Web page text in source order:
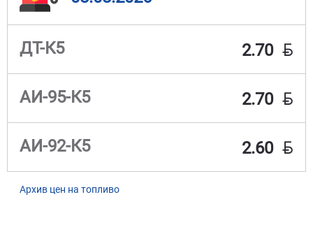
ДТ-К5 2.70 BYN
АИ-95-К5 2.70 BYN
АИ-92-К5 2.60 BYN
Архив цен на топливо